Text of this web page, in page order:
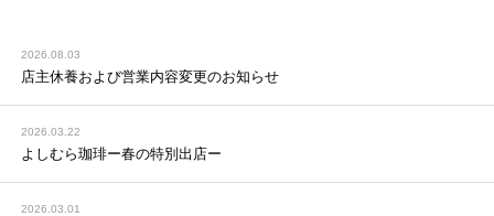
2026.08.03
店主休養および営業内容変更のお知らせ
2026.03.22
よしむら珈琲ー春の特別出店ー
2026.03.01